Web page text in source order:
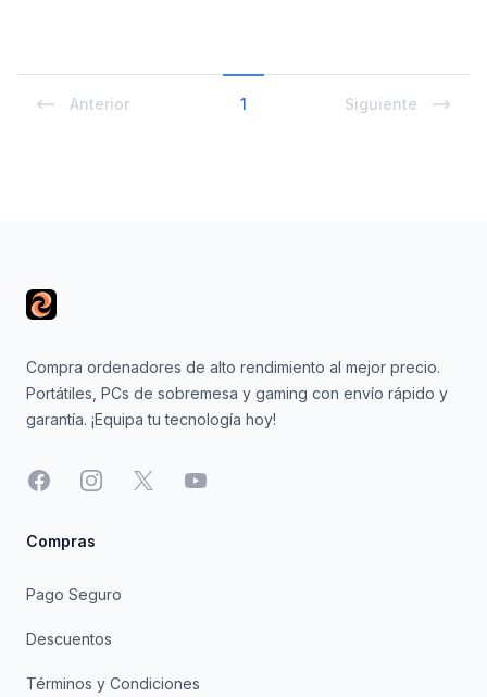
Anterior 1 Siguiente
Compra ordenadores de alto rendimiento al mejor precio.
Portátiles, PCs de sobremesa y gaming con envío rápido y
garantía. ¡Equipa tu tecnología hoy!
FacebookInstagram
X YouTube
Compras
Pago Seguro
Descuentos
Términos y Condiciones